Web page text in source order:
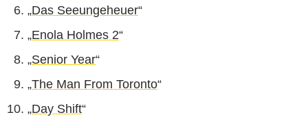
„Das Seeungeheuer“
„Enola Holmes 2“
„Senior Year“
„The Man From Toronto“
„Day Shift“